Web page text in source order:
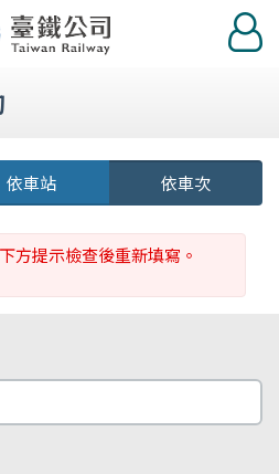
登
入
依車站 依車次
方提示檢查後重新填寫。